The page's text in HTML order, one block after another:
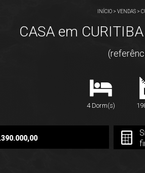
INÍCIO> VENDAS>
CASA em
4 Dorm(s)